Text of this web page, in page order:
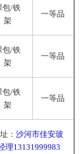
包/铁
架
一等品
包/铁
架
一等品
包/铁
架
一等品
： 沙河市佳安玻
理13131999983